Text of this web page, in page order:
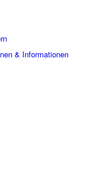
& Informationen